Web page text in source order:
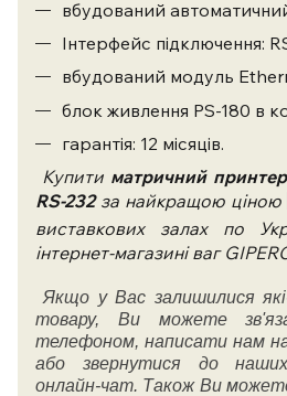
вбудований
Інтерфейс підключення:
вбудований модуль
блок живлення PS-180 в
гарантія: 12 місяців.
Купити матричний
RS-232 за найкращою ціною
виставкових залах по
інтернет-магазині ваг
Якщо у Вас залишилися
товару, Ви можете
телефоном, написати нам
або звернутися до
онлайн-чат. Також Ви